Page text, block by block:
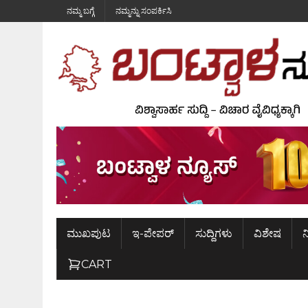
ನಮ್ಮ ಬಗ್ಗೆ ನಮ್ಮನ್ನು ಸಂಪರ್ಕಿಸಿ
ಮುಖಪುಟ ಇ-ಪೇಪರ್ ಸುದ್ದಿಗಳು ವಿಶೇಷ
CART